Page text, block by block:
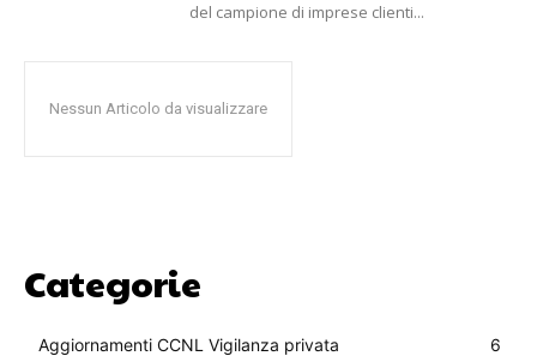
del campione di imprese clienti...
Nessun Articolo da visualizzare
Categorie
Aggiornamenti CCNL Vigilanza privata
6